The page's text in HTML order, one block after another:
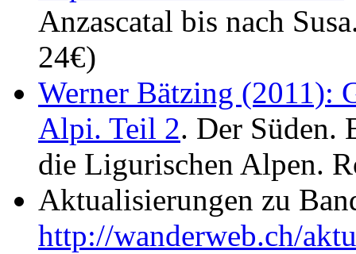
Anzascatal bis nach
24€)
Werner Bätzing (2011):
Alpi. Teil 2. Der Süden.
die Ligurischen Alpen.
Aktualisierungen zu
http://wanderweb.ch/